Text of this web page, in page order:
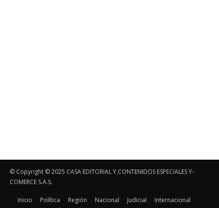
© Copyright ©️ 2025 CASA EDITORIAL Y CONTENIDOS ESPECIALES Y-
COMERCE S.A.S.
Inicio Política Región Nacional Judicial
Internacional